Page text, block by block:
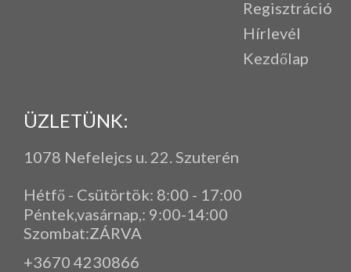
Regisztráció
Hírlevél
Kezdőlap
ÜZLETÜNK:
1078 Nefelejcs u. 22. Szuterén
Hétfő - Csütörtök: 8:00 - 17:00
Péntek,vasárnap, : 9:00-14:00
Szombat:ZÁRVA
+3670 4230866